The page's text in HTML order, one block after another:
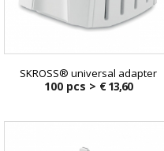
SKROSS® universal adapter
100 pcs > € 13,60